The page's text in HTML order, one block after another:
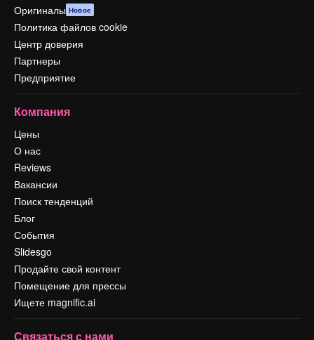
Оригиналы Новое
Политика файлов cookie
Центр доверия
Партнеры
Предприятие
Компания
Цены
О нас
Reviews
Вакансии
Поиск тенденций
Блог
События
Slidesgo
Продайте свой контент
Помещение для прессы
Ищете magnific.ai
Связаться с нами